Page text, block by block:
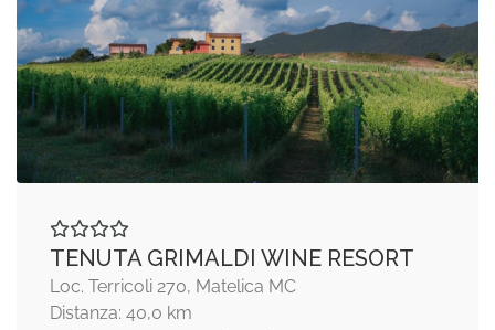
TENUTA GRIMALDI WINE RESORT
Loc. Terricoli 270, Matelica MC
Distanza: 40,0 km